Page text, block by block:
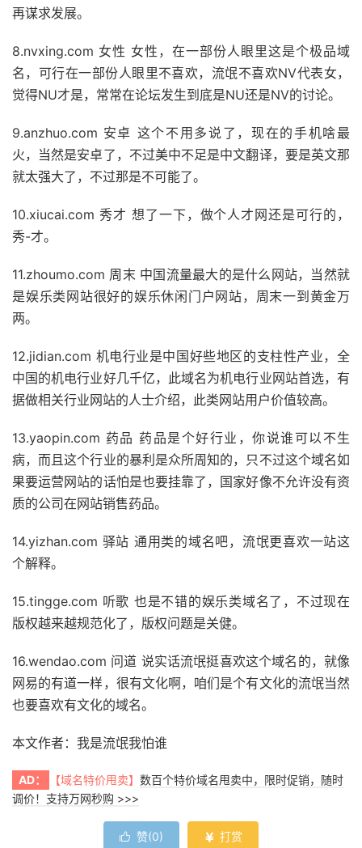
再谋求发展。
8.nvxing.com 女性 女性，在一部份人眼里这是个极品域
名，可行在一部份人眼里不喜欢，流氓不喜欢NV代表女，
觉得NU才是，常常在论坛发生到底是NU还是NV的讨论。
9.anzhuo.com 安卓 这个不用多说了，现在的手机啥最
火，当然是安卓了，不过美中不足是中文翻译，要是英文那
就太强大了，不过那是不可能了。
10.xiucai.com 秀才 想了一下，做个人才网还是可行的，
秀-才。
11.zhoumo.com 周末 中国流量最大的是什么网站，当然就
是娱乐类网站很好的娱乐休闲门户网站，周末一到黄金万
两。
12.jidian.com 机电行业是中国好些地区的支柱性产业，全
中国的机电行业好几千亿，此域名为机电行业网站首选，有
据做相关行业网站的人士介绍，此类网站用户价值较高。
13.yaopin.com 药品 药品是个好行业，你说谁可以不生
病，而且这个行业的暴利是众所周知的，只不过这个域名如
果要运营网站的话怕是也要挂靠了，国家好像不允许没有资
质的公司在网站销售药品。
14.yizhan.com 驿站 通用类的域名吧，流氓更喜欢一站这
个解释。
15.tingge.com 听歌 也是不错的娱乐类域名了，不过现在
版权越来越规范化了，版权问题是关健。
16.wendao.com 问道 说实话流氓挺喜欢这个域名的，就像
网易的有道一样，很有文化啊，咱们是个有文化的流氓当然
也要喜欢有文化的域名。
本文作者：我是流氓我怕谁
AD： 【域名特价甩卖】 数百个特价域名甩卖中，限时促销，随时
调价！支持万网秒购 >>>
 赞(0)  打赏